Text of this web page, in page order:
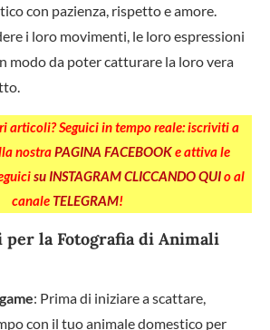
con pazienza, rispetto e amore.
i loro movimenti, le loro espressioni
modo da poter catturare la loro vera
articoli? Seguici in tempo reale: iscriviti a
nostraPAGINA FACEBOOKe attiva le
su INSTAGRAM CLICCANDO QUIo al
canale TELEGRAM!
la Fotografia di Animali
: Prima di iniziare a scattare,
con il tuo animale domestico per